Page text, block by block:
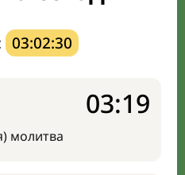
03:02:29
молитва
03:19